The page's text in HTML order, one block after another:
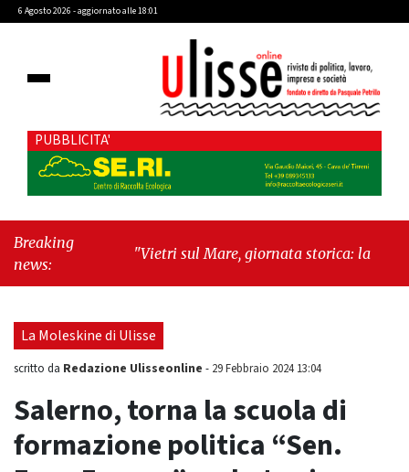
6 Agosto 2026 - aggiornato alle 18:01
PUBBLICITA'
Breaking
news:
"Vietri sul Mare, giornata storica: la ceramica
La Moleskine di Ulisse
scritto da Redazione Ulisseonline - 29 Febbraio 2024 13:04
Salerno, torna la scuola di
formazione politica “Sen.